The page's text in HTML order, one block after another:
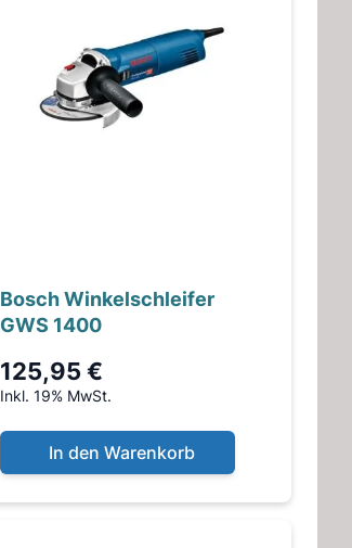
Bosch Winkelschleifer
GWS 1400
125,95 €
Inkl. 19% MwSt.
In den Warenkorb